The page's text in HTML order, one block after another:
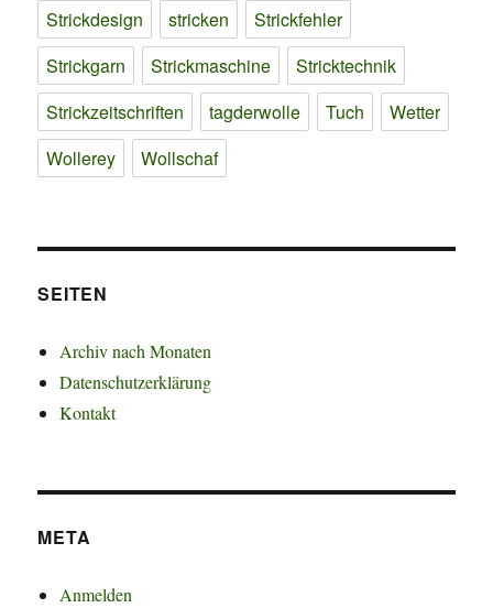
Strickdesign
stricken
Strickfehler
Strickgarn
Strickmaschine
Stricktechnik
Strickzeitschriften
tagderwolle Tuch
Wetter
Wollerey
Wollschaf
SEITEN
Archiv nach Monaten
Datenschutzerklärung
Kontakt
META
Anmelden